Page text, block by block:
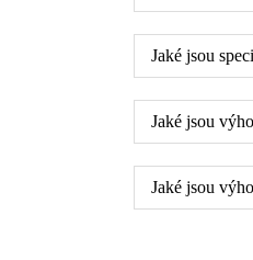
Jaké jsou
Jaké jsou
Jaké jsou